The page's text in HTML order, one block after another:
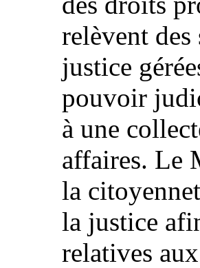
relèvent
justice
pouvoir
à une
affaires. Le
la
la justice
relatives